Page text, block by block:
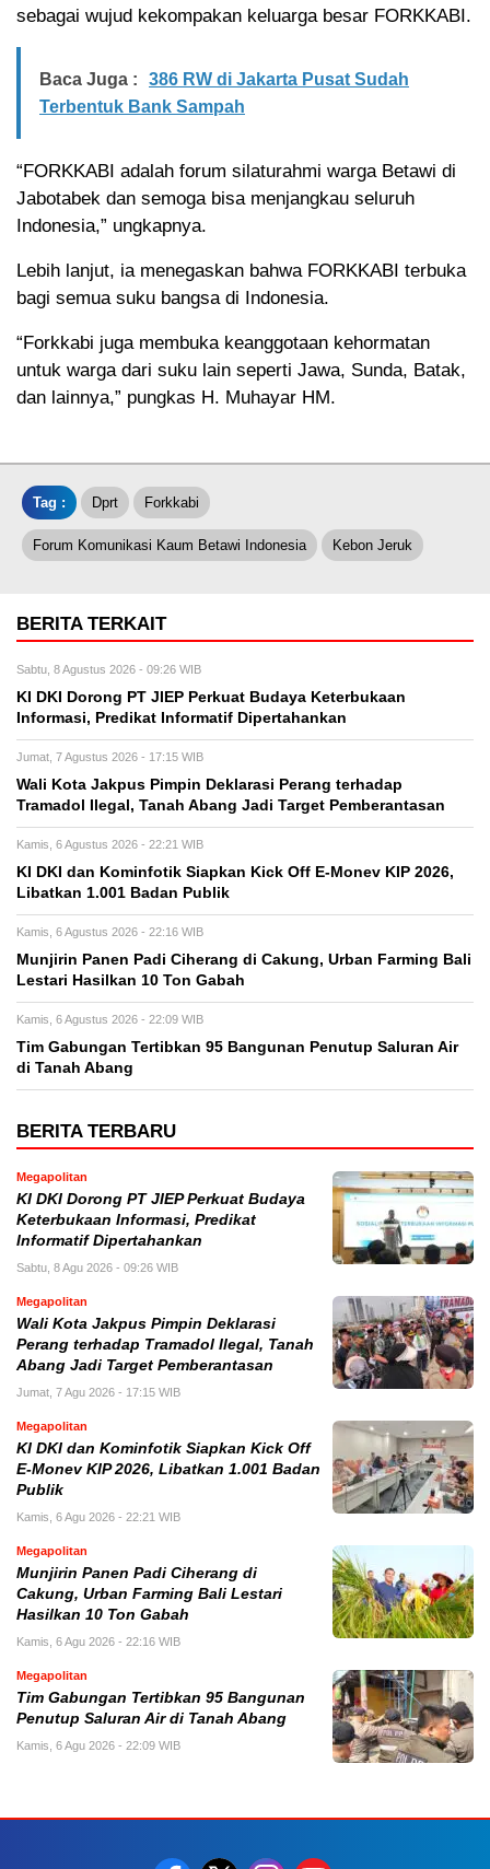
sebagai wujud kekompakan keluarga besar FORKKABI.
Baca Juga :
386 RW di Jakarta Pusat Sudah
Terbentuk Bank Sampah
“FORKKABI adalah forum silaturahmi warga Betawi di
Jabotabek dan semoga bisa menjangkau seluruh
Indonesia,” ungkapnya.
Lebih lanjut, ia menegaskan bahwa FORKKABI terbuka
bagi semua suku bangsa di Indonesia.
“Forkkabi juga membuka keanggotaan kehormatan
untuk warga dari suku lain seperti Jawa, Sunda, Batak,
dan lainnya,” pungkas H. Muhayar HM.
Tag : Dprt Forkkabi
Forum Komunikasi Kaum Betawi Indonesia Kebon Jeruk
BERITA TERKAIT
Sabtu, 8 Agustus 2026 - 09:26 WIB
KI DKI Dorong PT JIEP Perkuat Budaya Keterbukaan
Informasi, Predikat Informatif Dipertahankan
Jumat, 7 Agustus 2026 - 17:15 WIB
Wali Kota Jakpus Pimpin Deklarasi Perang terhadap
Tramadol Ilegal, Tanah Abang Jadi Target Pemberantasan
Kamis, 6 Agustus 2026 - 22:21 WIB
KI DKI dan Kominfotik Siapkan Kick Off E-Monev KIP 2026,
Libatkan 1.001 Badan Publik
Kamis, 6 Agustus 2026 - 22:16 WIB
Munjirin Panen Padi Ciherang di Cakung, Urban Farming Bali
Lestari Hasilkan 10 Ton Gabah
Kamis, 6 Agustus 2026 - 22:09 WIB
Tim Gabungan Tertibkan 95 Bangunan Penutup Saluran Air
di Tanah Abang
BERITA TERBARU
Megapolitan
KI DKI Dorong PT JIEP Perkuat Budaya
Keterbukaan Informasi, Predikat
Informatif Dipertahankan
Sabtu, 8 Agu 2026 - 09:26 WIB
Megapolitan
Wali Kota Jakpus Pimpin Deklarasi
Perang terhadap Tramadol Ilegal, Tanah
Abang Jadi Target Pemberantasan
Jumat, 7 Agu 2026 - 17:15 WIB
Megapolitan
KI DKI dan Kominfotik Siapkan Kick Off
E-Monev KIP 2026, Libatkan 1.001 Badan
Publik
Kamis, 6 Agu 2026 - 22:21 WIB
Megapolitan
Munjirin Panen Padi Ciherang di
Cakung, Urban Farming Bali Lestari
Hasilkan 10 Ton Gabah
Kamis, 6 Agu 2026 - 22:16 WIB
Megapolitan
Tim Gabungan Tertibkan 95 Bangunan
Penutup Saluran Air di Tanah Abang
Kamis, 6 Agu 2026 - 22:09 WIB